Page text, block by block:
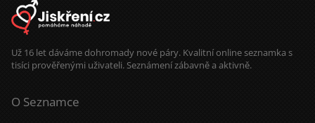
seznámit s mužem, se kterým se dá
smát, sdílet život a budovat
důvěrný, teplý vztah. Pro mě je
důležité být vedle člověka, který si
cení upřímnosti, péče a je připraven
na opravdovou blízkost.
Už 16 let dáváme dohromady nové páry. Kvalitní online seznamka s
tisíci prověřenými uživateli. Seznámení zábavně a aktivně.
O Seznamce